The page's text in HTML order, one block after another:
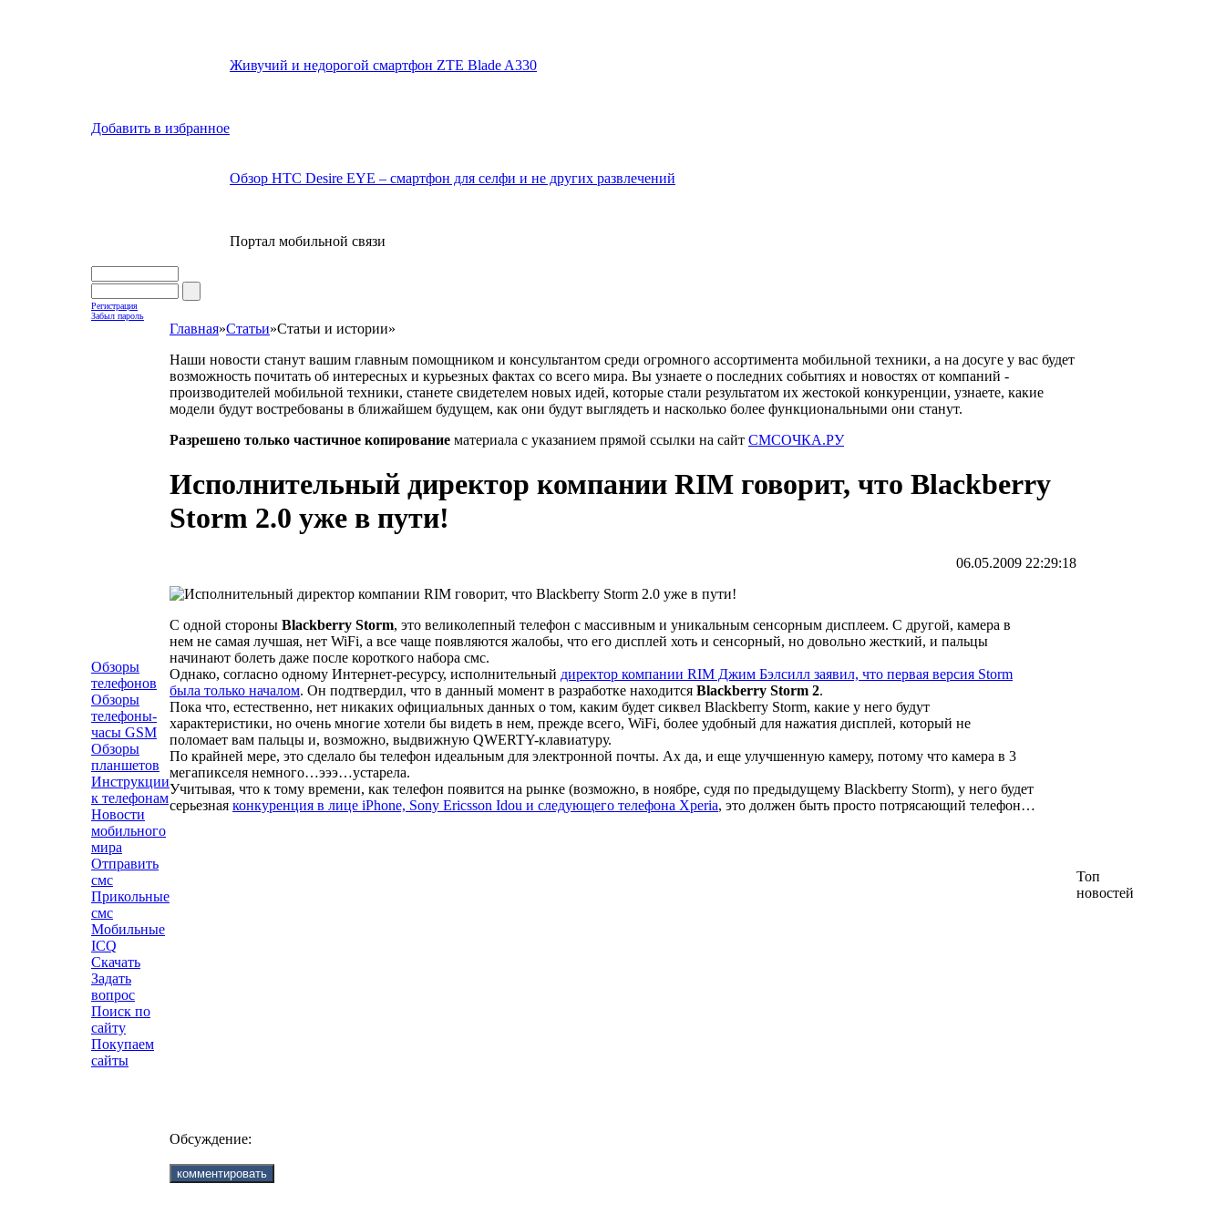
Добавить в избранное
Живучий и недорогой смартфон ZTE Blade A330
Обзор HTC Desire EYE – смартфон для селфи и не других развлечений
Портал мобильной связи
Регистрация
Забыл пароль
Обзоры
телефонов
Обзоры
телефоны-
часы GSM
Обзоры
планшетов
Инструкции
к телефонам
Новости
мобильного
мира
Отправить
смс
Прикольные
смс
Мобильные
ICQ
Скачать
Задать
вопрос
Поиск по
сайту
Покупаем
сайты
Главная»Статьи»Статьи и истории»
Наши новости станут вашим главным помощником и консультантом среди огромного ассортимента мобильной техники, а на досуге у вас будет
возможность почитать об интересных и курьезных фактах со всего мира. Вы узнаете о последних событиях и новостях от компаний -
производителей мобильной техники, станете свидетелем новых идей, которые стали результатом их жестокой конкуренции, узнаете, какие
модели будут востребованы в ближайшем будущем, как они будут выглядеть и насколько более функциональными они станут.
Разрешено только частичное копирование материала с указанием прямой ссылки на сайт СМСОЧКА.РУ
Исполнительный директор компании RIM говорит, что Blackberry
Storm 2.0 уже в пути!
06.05.2009 22:29:18
С одной стороны Blackberry Storm, это великолепный телефон с массивным и уникальным сенсорным дисплеем. С другой, камера в
нем не самая лучшая, нет WiFi, а все чаще появляются жалобы, что его дисплей хоть и сенсорный, но довольно жесткий, и пальцы
начинают болеть даже после короткого набора смс.
Однако, согласно одному Интернет-ресурсу, исполнительный директор компании RIM Джим Бэлсилл заявил, что первая версия Storm
была только началом. Он подтвердил, что в данный момент в разработке находится Blackberry Storm 2.
Пока что, естественно, нет никаких официальных данных о том, каким будет сиквел Blackberry Storm, какие у него будут
характеристики, но очень многие хотели бы видеть в нем, прежде всего, WiFi, более удобный для нажатия дисплей, который не
поломает вам пальцы и, возможно, выдвижную QWERTY-клавиатуру.
По крайней мере, это сделало бы телефон идеальным для электронной почты. Ах да, и еще улучшенную камеру, потому что камера в 3
мегапикселя немного…эээ…устарела.
Учитывая, что к тому времени, как телефон появится на рынке (возможно, в ноябре, судя по предыдущему Blackberry Storm), у него будет
серьезная конкуренция в лице iPhone, Sony Ericsson Idou и следующего телефона Xperia, это должен быть просто потрясающий телефон…
Обсуждение:
Топ
новостей